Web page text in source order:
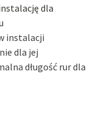
dla
instalacji
dla jej
długość rur dla